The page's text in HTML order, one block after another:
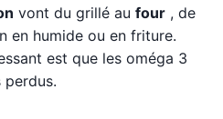
vont du grillé au four , de
en humide ou en friture.
est que les oméga 3
perdus.